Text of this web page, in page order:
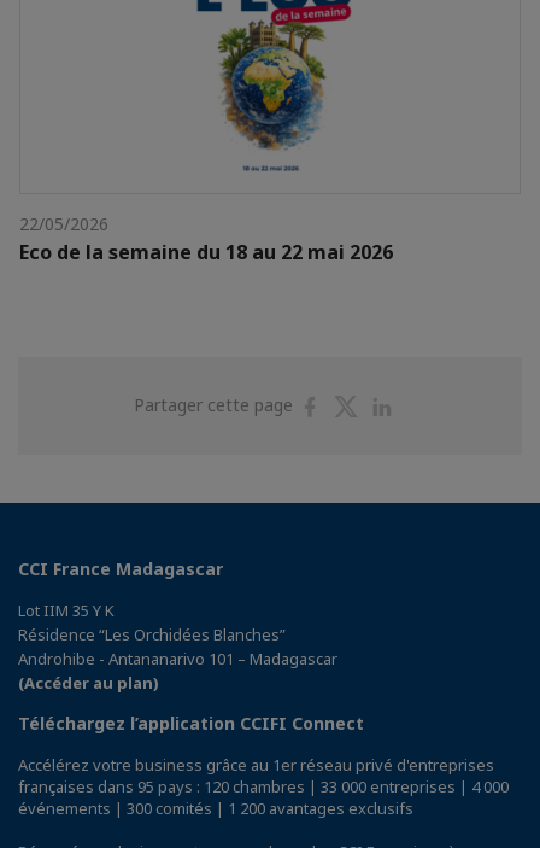
22/05/2026
Eco de la semaine du 18 au 22 mai 2026
Partager cette page
PartagerPartager
CCI France Madagascar
Lot IIM 35 Y K
Résidence “Les Orchidées Blanches”
Androhibe - Antananarivo 101 – Madagascar
(Accéder au plan)
Téléchargez l’application CCIFI Connect
Accélérez votre business grâce au 1er réseau privé d'entreprises
françaises dans 95 pays : 120 chambres | 33 000 entreprises | 4 000
événements | 300 comités | 1 200 avantages exclusifs